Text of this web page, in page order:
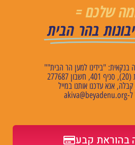
שלכם =
בהר הבית
בנקאית: "בידינו למען הר הבית""
אנא עדכנו אותנו במייל
ל-akiva@beyadenu.org
בהוראת קבע